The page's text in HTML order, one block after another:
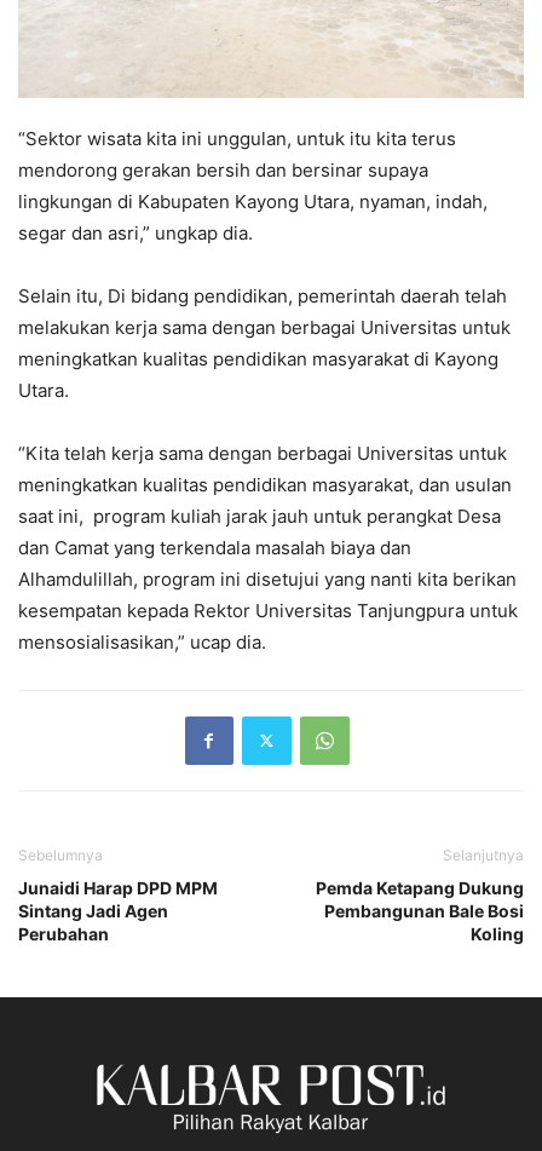
“Sektor wisata kita ini unggulan, untuk itu kita terus
mendorong gerakan bersih dan bersinar supaya
lingkungan di Kabupaten Kayong Utara, nyaman, indah,
segar dan asri,” ungkap dia.
Selain itu, Di bidang pendidikan, pemerintah daerah telah
melakukan kerja sama dengan berbagai Universitas untuk
meningkatkan kualitas pendidikan masyarakat di Kayong
Utara.
“Kita telah kerja sama dengan berbagai Universitas untuk
meningkatkan kualitas pendidikan masyarakat, dan usulan
saat ini, program kuliah jarak jauh untuk perangkat Desa
dan Camat yang terkendala masalah biaya dan
Alhamdulillah, program ini disetujui yang nanti kita berikan
kesempatan kepada Rektor Universitas Tanjungpura untuk
mensosialisasikan,” ucap dia.
Sebelumnya
Junaidi Harap DPD MPM
Sintang Jadi Agen
Perubahan
Selanjutnya
Pemda Ketapang Dukung
Pembangunan Bale Bosi
Koling